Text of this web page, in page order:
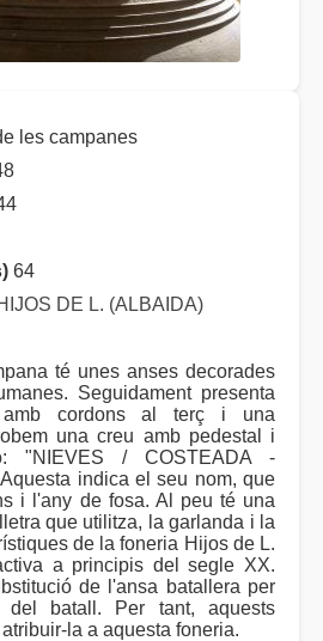
les campanes
64
DE L. (ALBAIDA)
té unes anses decorades
Seguidament presenta
amb cordons al terç i una
una creu amb pedestal i
"NIEVES / COSTEADA -
indica el seu nom, que
i l'any de fosa. Al peu té una
que utilitza, la garlanda i la
de la foneria Hijos de L.
a principis del segle XX.
de l'ansa batallera per
del batall. Per tant, aquests
la a aquesta foneria.